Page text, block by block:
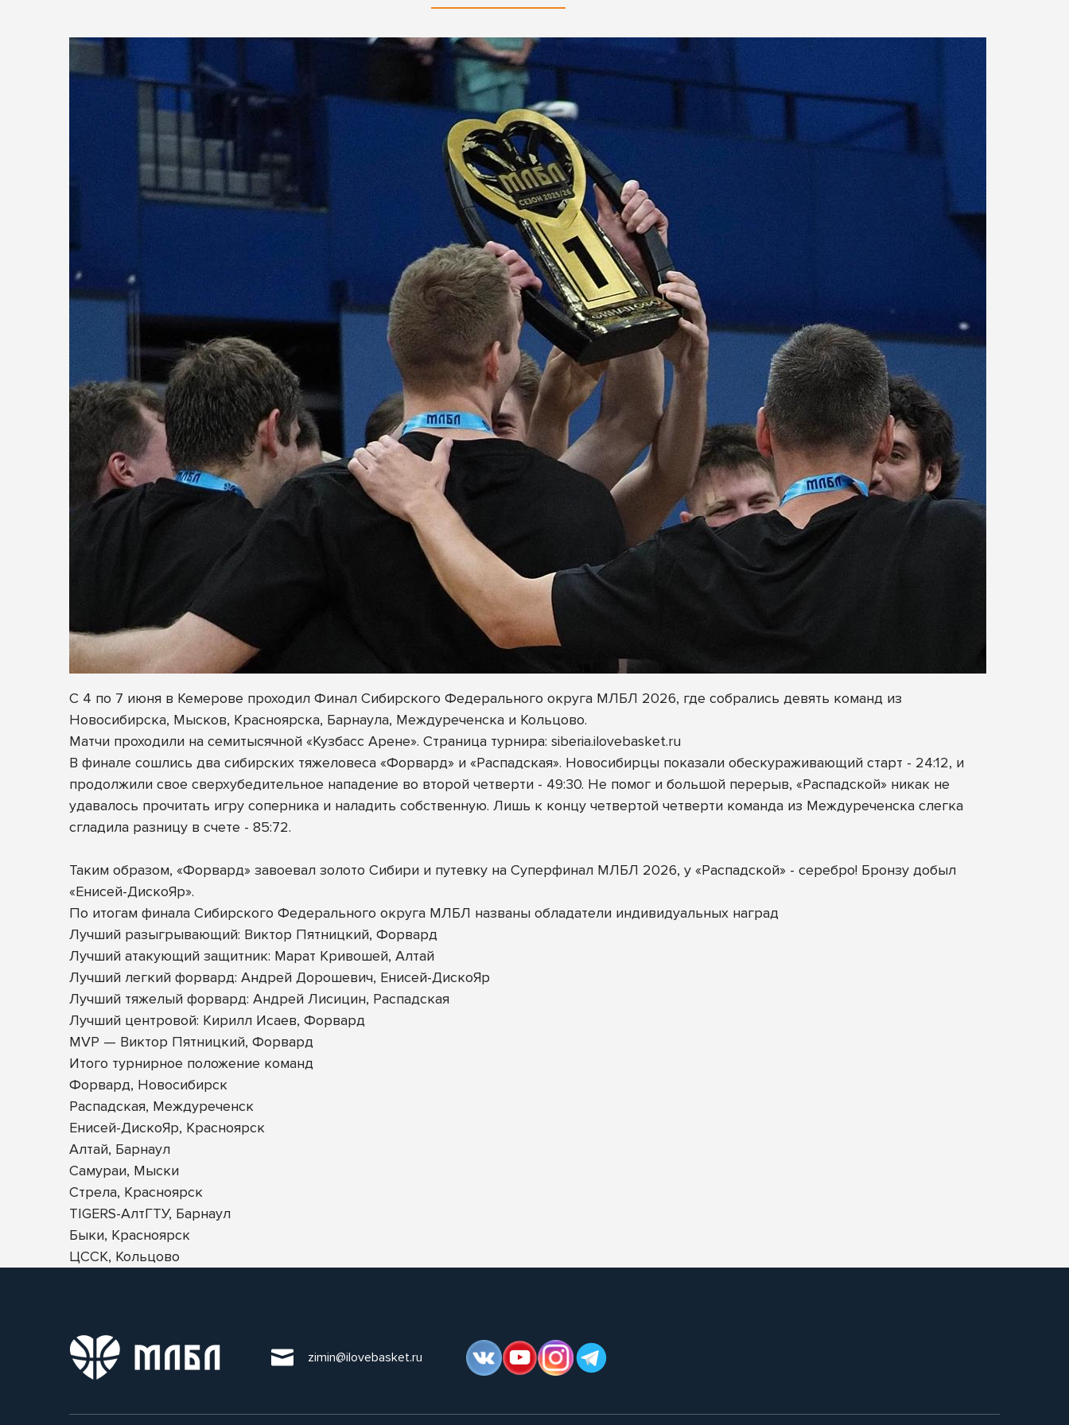
С 4 по 7 июня в Кемерове проходил Финал Сибирского Федерального округа МЛБЛ 2026, где собрались девять команд из
Новосибирска, Мысков, Красноярска, Барнаула, Междуреченска и Кольцово.
Матчи проходили на семитысячной «Кузбасс Арене». Страница турнира: siberia.ilovebasket.ru
В финале сошлись два сибирских тяжеловеса «Форвард» и «Распадская». Новосибирцы показали обескураживающий старт - 24:12, и
продолжили свое сверхубедительное нападение во второй четверти - 49:30. Не помог и большой перерыв, «Распадской» никак не
удавалось прочитать игру соперника и наладить собственную. Лишь к концу четвертой четверти команда из Междуреченска слегка
сгладила разницу в счете - 85:72.
Таким образом, «Форвард» завоевал золото Сибири и путевку на Суперфинал МЛБЛ 2026, у «Распадской» - серебро! Бронзу добыл
«Енисей-ДискоЯр».
По итогам финала Сибирского Федерального округа МЛБЛ названы обладатели индивидуальных наград
Лучший разыгрывающий: Виктор Пятницкий, Форвард
Лучший атакующий защитник: Марат Кривошей, Алтай
Лучший легкий форвард: Андрей Дорошевич, Енисей-ДискоЯр
Лучший тяжелый форвард: Андрей Лисицин, Распадская
Лучший центровой: Кирилл Исаев, Форвард
MVP — Виктор Пятницкий, Форвард
Итого турнирное положение команд
Форвард, Новосибирск
Распадская, Междуреченск
Енисей-ДискоЯр, Красноярск
Алтай, Барнаул
Самураи, Мыски
Стрела, Красноярск
TIGERS-АлтГТУ, Барнаул
Быки, Красноярск
ЦССК, Кольцово
zimin@ilovebasket.ru